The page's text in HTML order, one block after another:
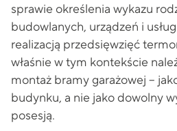
sprawie określenia wykazu
budowlanych, urządzeń i
realizacją przedsięwzięć
właśnie w tym kontekście
montaż bramy garażowej –
budynku, a nie jako dowolny
posesją.